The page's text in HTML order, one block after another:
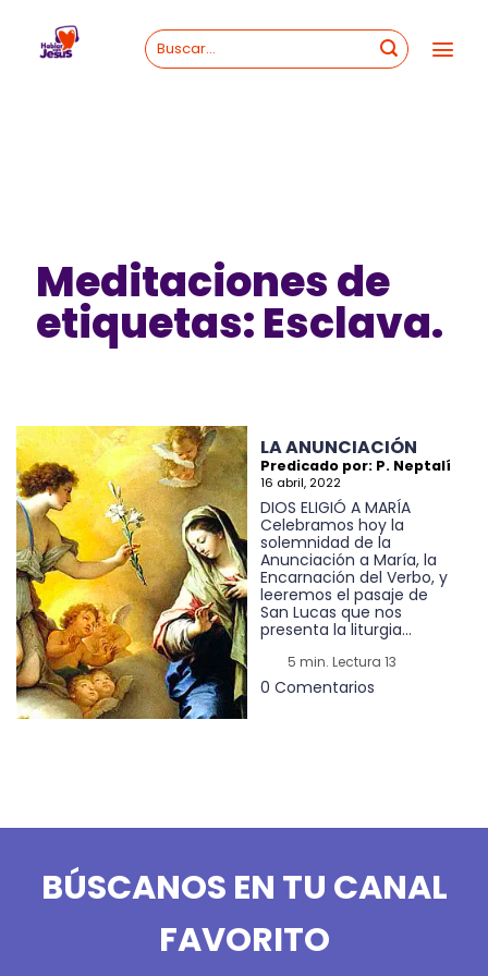
content
Meditaciones de
etiquetas: Esclava.
LA ANUNCIACIÓN
Predicado por: P. Neptalí
16 abril, 2022
DIOS ELIGIÓ A MARÍA
Celebramos hoy la
solemnidad de la
Anunciación a María, la
Encarnación del Verbo, y
leeremos el pasaje de
San Lucas que nos
presenta la liturgia...
5 min. Lectura 13
0 Comentarios
BÚSCANOS EN TU CANAL
FAVORITO